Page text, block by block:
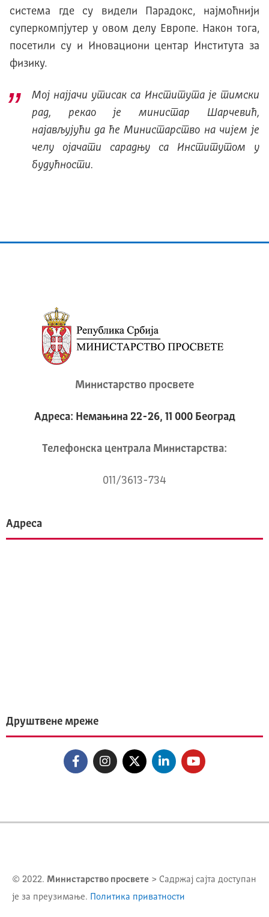
система где су видели Парадокс, најмоћнији
суперкомпјутер у овом делу Европе. Након тога,
посетили су и Иновациони центар Института за
физику.
Мој најјачи утисак са Института је тимски
рад, рекао је министар Шарчевић,
најављујући да ће Министарство на чијем је
челу ојачати сарадњу са Институтом у
будућности.
Министарство просвете
Адреса: Немањина 22-26, 11 000 Београд
Телeфонска централа Mинистарства:
011/3613-734
Адреса
Друштвене мреже
© 2022. Министарство просвете > Садржај сајта доступан
је за преузимање.
Политика приватности